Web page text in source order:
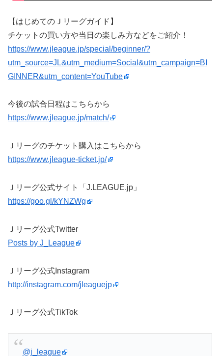
【はじめてのＪリーグガイド】
チケットの買い方や当日の楽しみ方などをご紹介！
https://www.jleague.jp/special/beginner/?
utm_source=JL&utm_medium=Social&utm_campaign=BI
GINNER&utm_content=YouTube
今後の試合日程はこちらから
https://www.jleague.jp/match/
Ｊリーグのチケット購入はこちらから
https://www.jleague-ticket.jp/
Ｊリーグ公式サイト「J.LEAGUE.jp」
https://goo.gl/kYNZWg
Ｊリーグ公式Twitter
Posts by J_League
Ｊリーグ公式Instagram
http://instagram.com/jleaguejp
Ｊリーグ公式TikTok
@j_league